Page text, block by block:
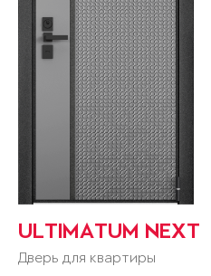
ULTIMATUM NEXT
Дверь для квартиры